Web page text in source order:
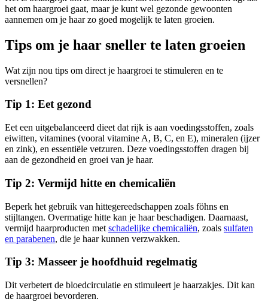
het om haargroei gaat, maar je kunt wel gezonde gewoonten
aannemen om je haar zo goed mogelijk te laten groeien.
Tips om je haar sneller te laten groeien
Wat zijn nou tips om direct je haargroei te stimuleren en te
versnellen?
Tip 1: Eet gezond
Eet een uitgebalanceerd dieet dat rijk is aan voedingsstoffen, zoals
eiwitten, vitamines (vooral vitamine A, B, C, en E), mineralen (ijzer
en zink), en essentiële vetzuren. Deze voedingsstoffen dragen bij
aan de gezondheid en groei van je haar.
Tip 2: Vermijd hitte en chemicaliën
Beperk het gebruik van hittegereedschappen zoals föhns en
stijltangen. Overmatige hitte kan je haar beschadigen. Daarnaast,
vermijd haarproducten met schadelijke chemicaliën, zoals sulfaten
en parabenen, die je haar kunnen verzwakken.
Tip 3: Masseer je hoofdhuid regelmatig
Dit verbetert de bloedcirculatie en stimuleert je haarzakjes. Dit kan
de haargroei bevorderen.